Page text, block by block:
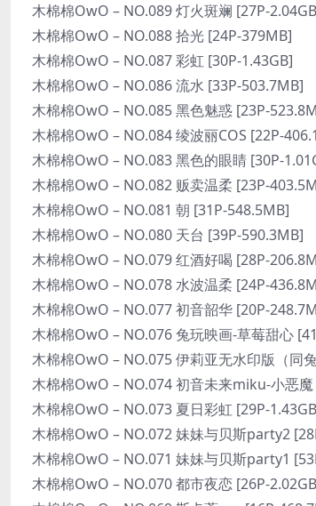
木棉棉OwO – NO.089 灯火斑斓 [27P-
木棉棉OwO – NO.088 拾光 [24P-379MB]
木棉棉OwO – NO.087 彩虹 [30P-1.43GB]
木棉棉OwO – NO.086 流水 [33P-503.7MB]
木棉棉OwO – NO.085 黑色魅惑 [23P-
木棉棉OwO – NO.084 绫波丽COS [22P-
木棉棉OwO – NO.083 黑色的眼睛 [30P-
木棉棉OwO – NO.082 贩卖温柔 [23P-
木棉棉OwO – NO.081 朝 [31P-548.5MB]
木棉棉OwO – NO.080 天台 [39P-590.3MB]
木棉棉OwO – NO.079 红酒好喝 [28P-
木棉棉OwO – NO.078 水波温柔 [24P-
木棉棉OwO – NO.077 初音韶华 [20P-
木棉棉OwO – NO.076 兔玩映画-草莓甜心
木棉棉OwO – NO.075 伊莉亚无水印版（同
木棉棉OwO – NO.074 初音未来miku-小恶
木棉棉OwO – NO.073 夏日彩虹 [29P-
木棉棉OwO – NO.072 妹妹与贝斯party2
木棉棉OwO – NO.071 妹妹与贝斯party1
木棉棉OwO – NO.070 都市夜恋 [26P-